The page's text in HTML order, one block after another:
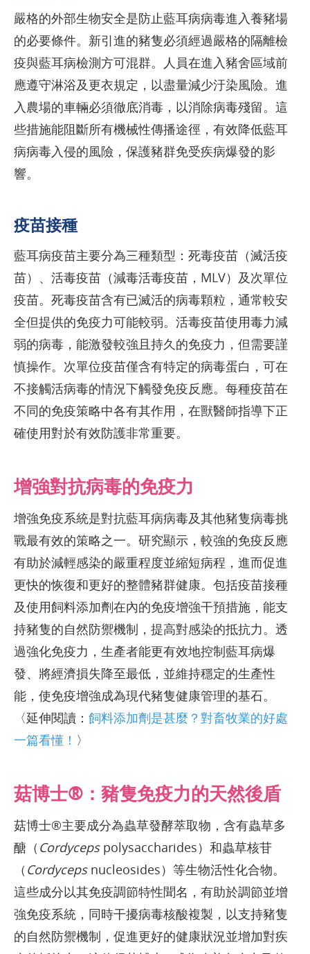
嚴格的外部生物安全是防止藍耳病病毒進入養豬場
的必要條件。新引進的豬隻必須經過嚴格的隔離檢
疫與藍耳病檢測方可混群。人員在進入豬舍區域前
應遵守淋浴及更衣規定，以盡量減少汙染風險。進
入農場的車輛必須徹底消毒，以消除病毒殘留。這
些措施能阻斷所有機械性傳播途徑，有效降低藍耳
病病毒入侵的風險，保護豬群免受疾病爆發的影
響。
疫苗接種
藍耳病疫苗主要分為三種類型：死毒疫苗（滅活疫
苗）、活毒疫苗（減毒活毒疫苗，MLV）及次單位
疫苗。死毒疫苗含有已滅活的病毒顆粒，通常較安
全但提供的免疫力可能較弱。活毒疫苗使用毒力減
弱的病毒，能激發較強且持久的免疫力，但需要謹
慎操作。次單位疫苗僅含有特定的病毒蛋白，可在
不接觸活病毒的情況下觸發免疫反應。每種疫苗在
不同的免疫策略中各有其作用，在獸醫師指導下正
確使用對於有效防護非常重要。
增強對抗病毒的免疫力
增強免疫系統是對抗藍耳病病毒及其他豬隻病毒挑
戰最有效的策略之一。研究顯示，較強的免疫反應
有助於減輕感染的嚴重程度並縮短病程，進而促進
更快的恢復和更好的整體豬群健康。包括疫苗接種
及使用飼料添加劑在內的免疫增強干預措施，能支
持豬隻的自然防禦機制，提高對感染的抵抗力。透
過強化免疫力，生產者能更有效地控制藍耳病爆
發、將經濟損失降至最低，並維持穩定的生產性
能，使免疫增強成為現代豬隻健康管理的基石。
〈延伸閱讀： 飼料添加劑是甚麼？對畜牧業的好處
一篇看懂！ 〉
菇博士®：豬隻免疫力的天然後盾
菇博士®主要成分為蟲草發酵萃取物，含有蟲草多
醣（ Cordyceps polysaccharides）和蟲草核苷
（ Cordyceps nucleosides）等生物活性化合物。
這些成分以其免疫調節特性聞名，有助於調節並增
強免疫系統，同時干擾病毒核酸複製，以支持豬隻
的自然防禦機制，促進更好的健康狀況並增加對疾